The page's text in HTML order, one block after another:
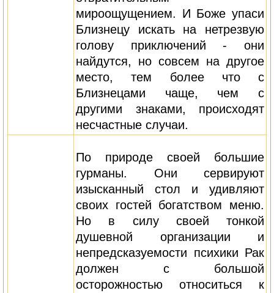
мироощущением. И Боже упаси
Близнецу искать на нетрезвую
голову приключений - они
найдутся, но совсем на другое
место, тем более что с
Близнецами чаще, чем с
другими знаками, происходят
несчастные случаи.
По природе своей большие
гурманы. Они сервируют
изысканный стол и удивляют
своих гостей богатством меню.
Но в силу своей тонкой
душевной организации и
непредсказуемости психики Рак
должен с большой
осторожностью относиться к